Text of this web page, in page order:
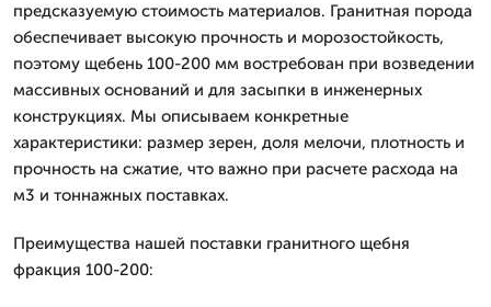
предсказуемую стоимость материалов. Гранитная порода
обеспечивает высокую прочность и морозостойкость,
поэтому щебень 100-200 мм востребован при возведении
массивных оснований и для засыпки в инженерных
конструкциях. Мы описываем конкретные
характеристики: размер зерен, доля мелочи, плотность и
прочность на сжатие, что важно при расчете расхода на
м3 и тоннажных поставках.
Преимущества нашей поставки гранитного щебня
фракция 100-200: